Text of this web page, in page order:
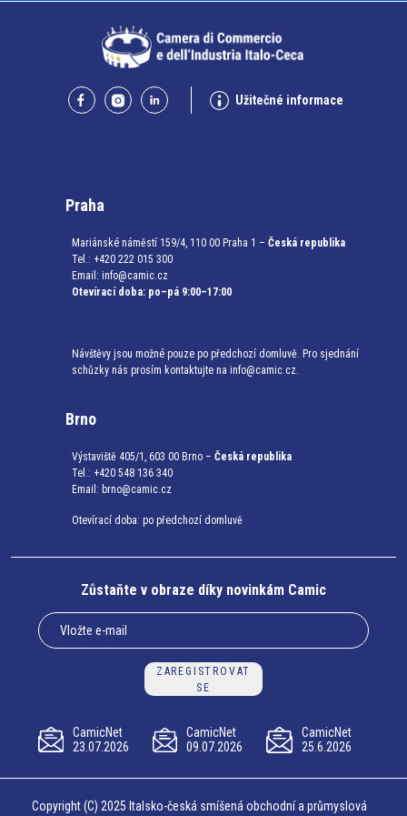
Užitečné informace
Praha
Mariánské náměstí 159/4, 110 00 Praha 1 – Česká republika
Tel.: +420 222 015 300
Email: info@camic.cz
Otevírací doba: po–pá 9:00–17:00
Návštěvy jsou možné pouze po předchozí domluvě. Pro sjednání
schůzky nás prosím kontaktujte na info@camic.cz.
Brno
Výstaviště 405/1, 603 00 Brno – Česká republika
Tel.: +420 548 136 340
Email: brno@camic.cz
Otevírací doba: po předchozí domluvě
Zůstaňte v obraze díky novinkám Camic
ZAREGISTROVAT
SE
CamicNet
23.07.2026
CamicNet
09.07.2026
CamicNet
25.6.2026
Copyright (C) 2025 Italsko-česká smíšená obchodní a průmyslová